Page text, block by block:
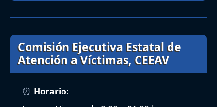
Comisión Ejecutiva Estatal de
Atención a Víctimas, CEEAV
Horario: